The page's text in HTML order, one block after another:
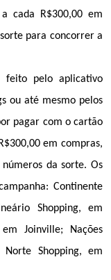
cada R$300,00 em
para concorrer a
ou até mesmo pelos
pagar com o cartão
em compras,
da sorte. Os
Continente
Shopping, em
Joinville; Nações
Shopping, em